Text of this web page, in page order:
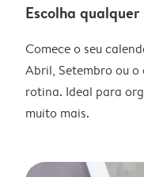
Escolha
Comece o seu
Abril, Setembro ou o
rotina. Ideal para
muito mais.